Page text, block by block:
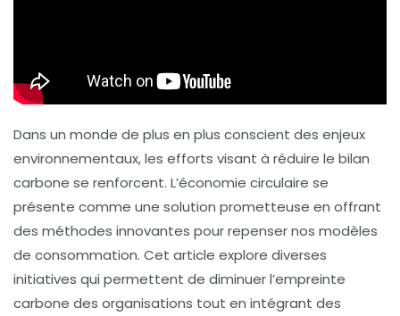
Dans un monde de plus en plus conscient des enjeux
environnementaux, les efforts visant à réduire le bilan
carbone se renforcent. L’économie circulaire se
présente comme une solution prometteuse en offrant
des méthodes innovantes pour repenser nos modèles
de consommation. Cet article explore diverses
initiatives qui permettent de diminuer l’empreinte
carbone des organisations tout en intégrant des